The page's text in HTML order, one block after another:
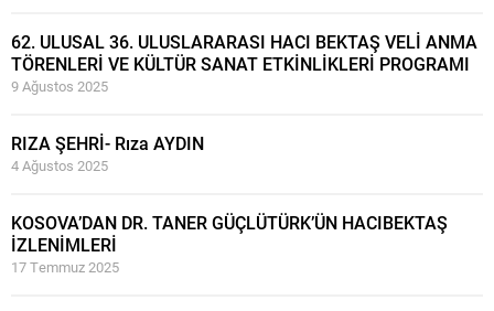
62. ULUSAL 36. ULUSLARARASI HACI BEKTAŞ VELİ ANMA
TÖRENLERİ VE KÜLTÜR SANAT ETKİNLİKLERİ PROGRAMI
9 Ağustos 2025
RIZA ŞEHRİ- Rıza AYDIN
4 Ağustos 2025
KOSOVA’DAN DR. TANER GÜÇLÜTÜRK’ÜN HACIBEKTAŞ
İZLENİMLERİ
17 Temmuz 2025